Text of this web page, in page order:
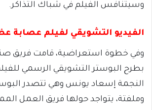
وسيتنافس الفيلم في شباك التذاكر.
الفيديو التشويقي لفيلم عصابة
وفي خطوة استعراضية، قامت فريق
بطرح البوستر التشويقي الرسمي
النجمة إسعاد يونس وهي تتصدر
وملفتة، يتواجد حولها فريق العمل